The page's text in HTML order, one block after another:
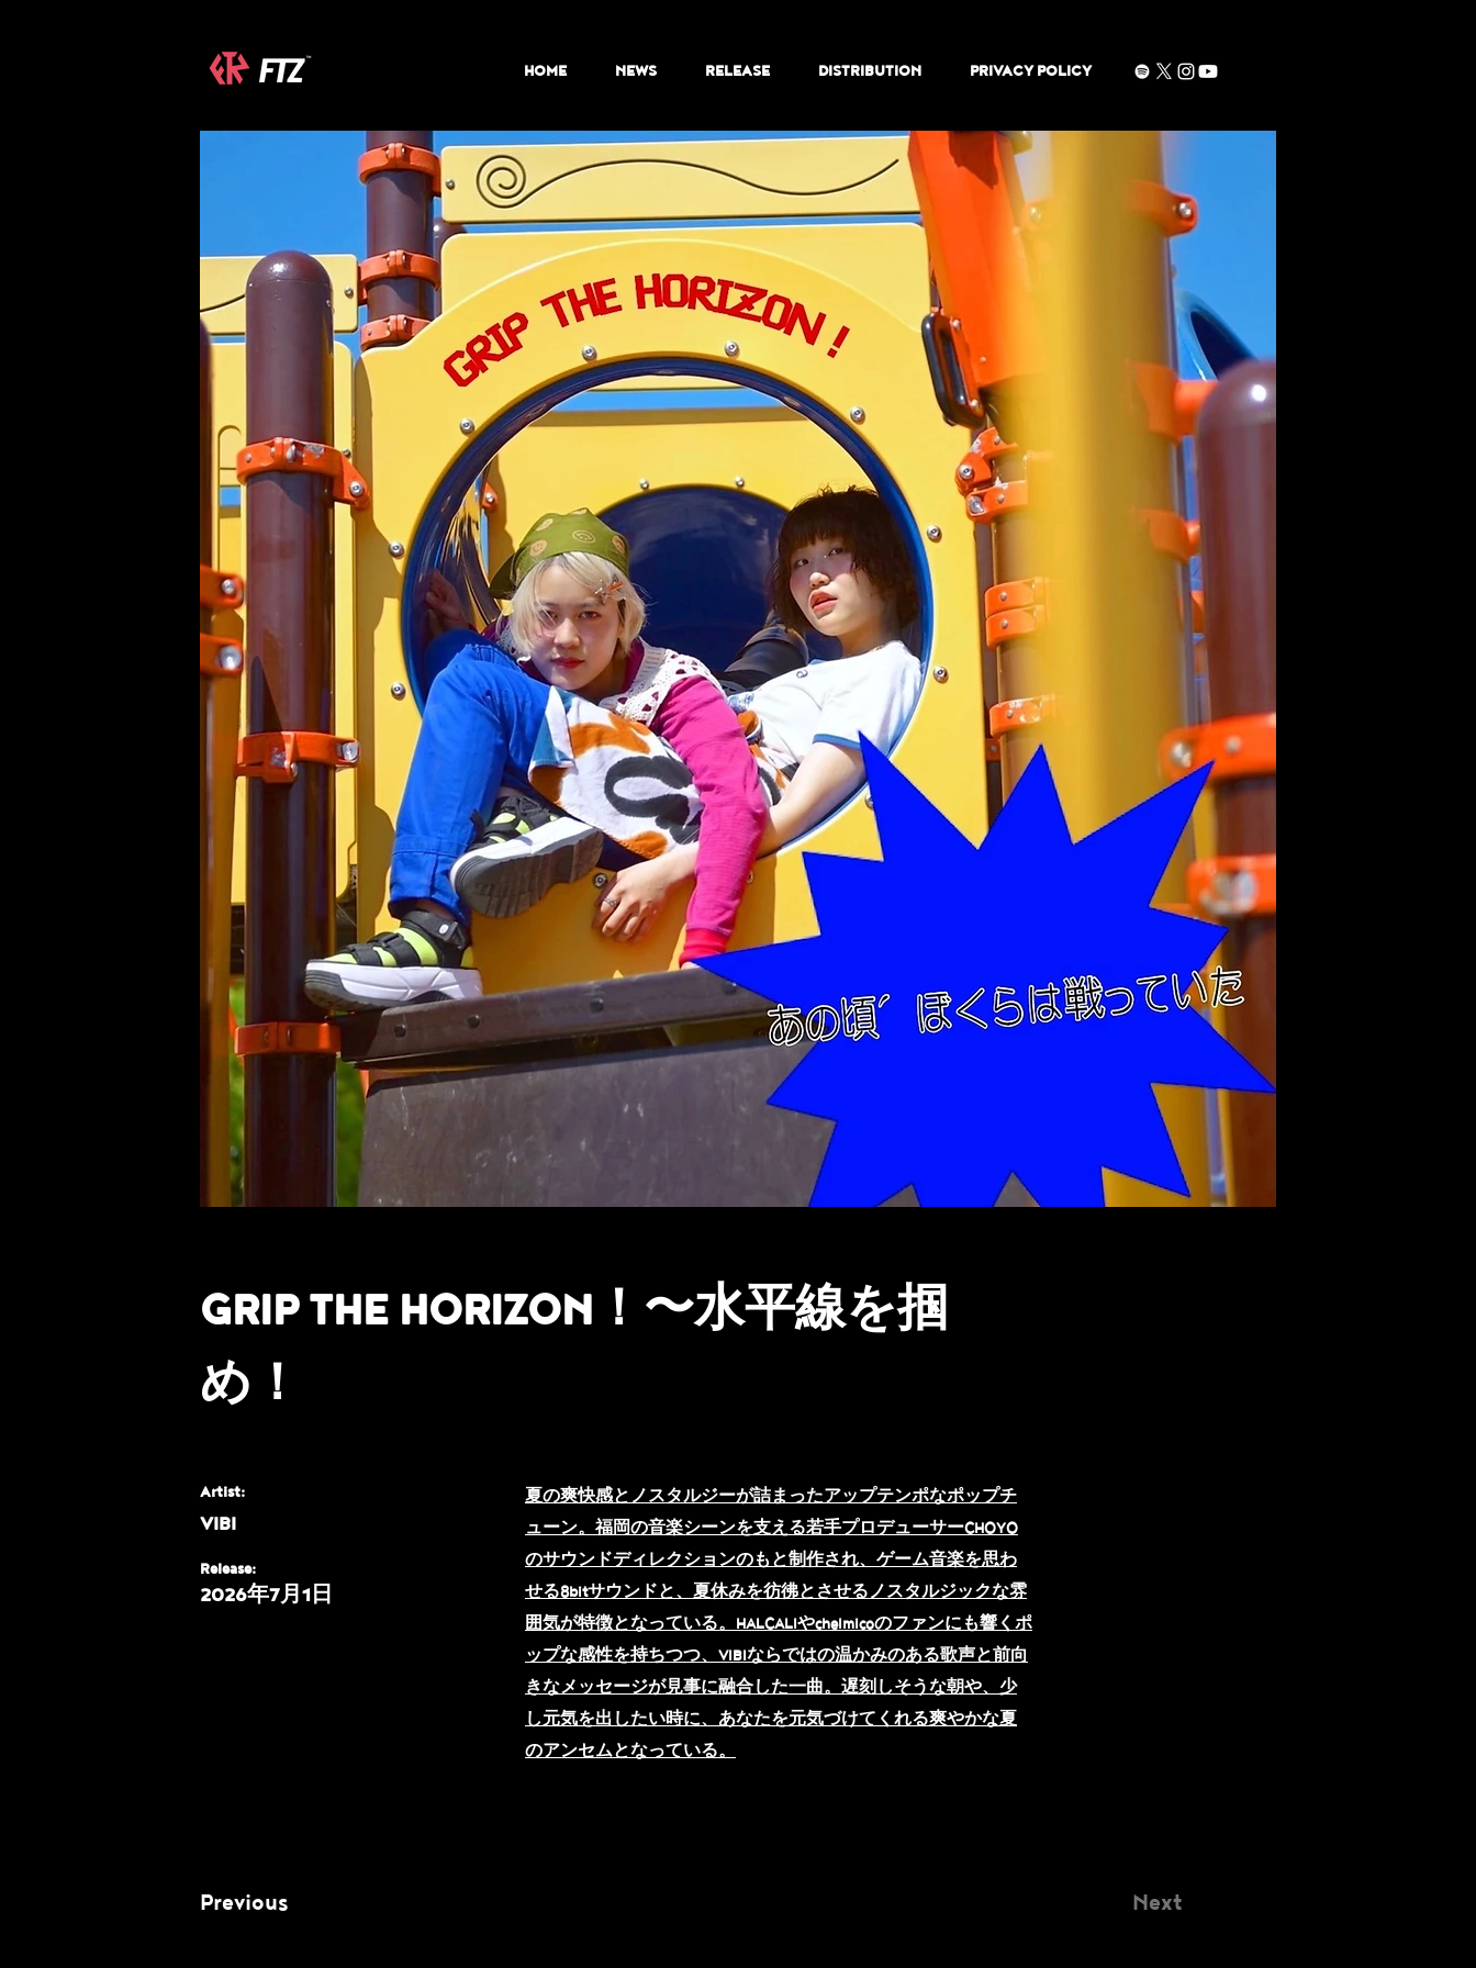
HOME NEWS RELEASE DISTRIBUTION PRIVACY POLICY
GRIP THE HORIZON！〜水平線を掴
め！
Artist:
VIBI
Release:
2026年7月1日
夏の爽快感とノスタルジーが詰まったアップテンポなポップチ
ューン。福岡の音楽シーンを支える若手プロデューサーCHOYO
のサウンドディレクションのもと制作され、ゲーム音楽を思わ
せる8bitサウンドと、夏休みを彷彿とさせるノスタルジックな雰
囲気が特徴となっている。HALCALIやchelmicoのファンにも響くポ
ップな感性を持ちつつ、VIBIならではの温かみのある歌声と前向
きなメッセージが見事に融合した一曲。遅刻しそうな朝や、少
し元気を出したい時に、あなたを元気づけてくれる爽やかな夏
のアンセムとなっている。
Previous Next